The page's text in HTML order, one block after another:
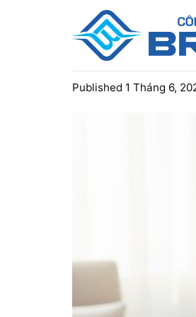
Published 1 Tháng 6,